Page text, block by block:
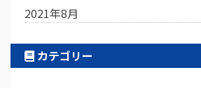
2021年8月
カテゴリー